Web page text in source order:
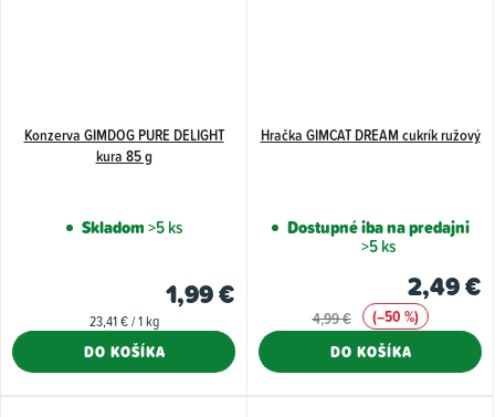
Konzerva GIMDOG PURE DELIGHT
kura 85 g
Skladom>5 ks
1,99 €
Jednotková
23,41 € / 1 kg
DO KOŠÍKA
Hračka GIMCAT DREAM cukrík ružový
Dostupné iba na predajni
>5 ks
2,49 €
4,99 €
(–50 %)
DO KOŠÍKA